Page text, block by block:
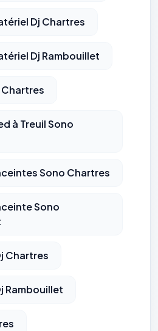
Dj Chartres
Dj Rambouillet
Chartres
à Treuil Sono
Sono Chartres
Sono
Chartres
Rambouillet